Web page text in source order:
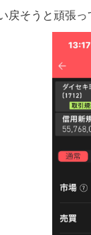
戻そうと頑張っ